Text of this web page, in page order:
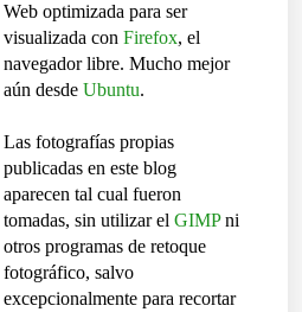
Web optimizada para ser
visualizada con Firefox, el
navegador libre. Mucho mejor
aún desde Ubuntu.
Las fotografías propias
publicadas en este blog
aparecen tal cual fueron
tomadas, sin utilizar el GIMPni
otros programas de retoque
fotográfico, salvo
excepcionalmente para recortar